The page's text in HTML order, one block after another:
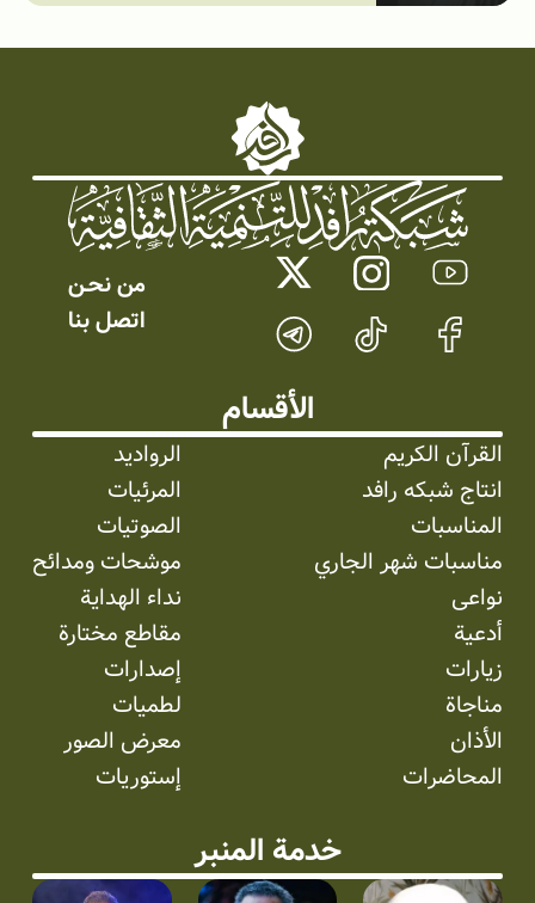
من نحـن
اتصل بنا
الأقسام
القرآن الكريم
انتاج شبکه رافد
المناسبات
مناسبات شهر الجاري
نواعی
أدعية
زيارات
مناجاة
الأذان
المحاضرات
الرواديد
المرئیات
الصوتیات
موشحات ومدائح
نداء الهداية
مقاطع مختارة
إصدارات
لطميات
معرض الصور
إستوریات
خدمة المنبر